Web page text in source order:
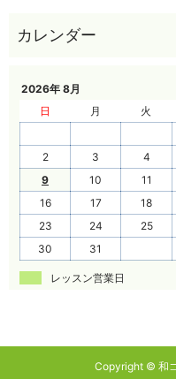
2026年 8月
日
月 火
2
3 4
9
10 11
16
17 18
23
24 25
30
31
レッスン営業日
Copyright © 和